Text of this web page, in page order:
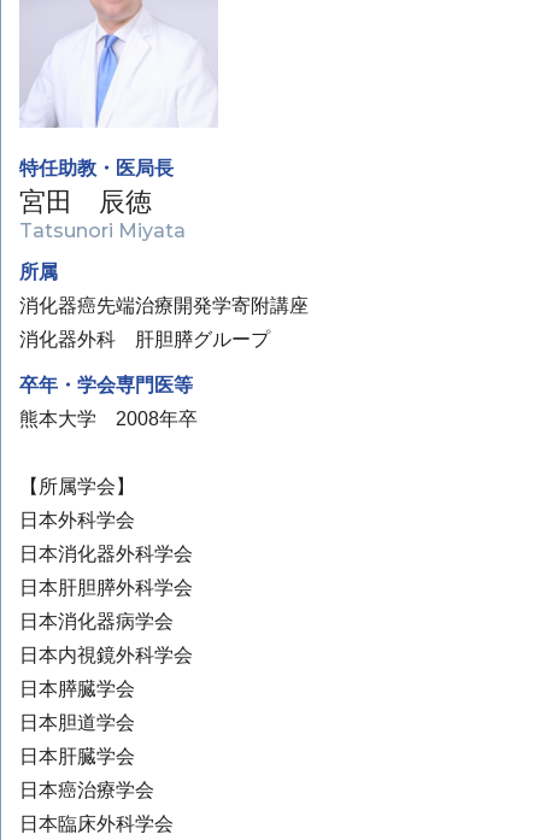
特任助教・医局長
宮田 辰徳
Tatsunori Miyata
所属
消化器癌先端治療開発学寄附講座
消化器外科 肝胆膵グループ
卒年・学会専門医等
熊本大学 2008年卒
【所属学会】
日本外科学会
日本消化器外科学会
日本肝胆膵外科学会
日本消化器病学会
日本内視鏡外科学会
日本膵臓学会
日本胆道学会
日本肝臓学会
日本癌治療学会
日本臨床外科学会